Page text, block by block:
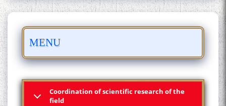
MENU
Coordination of scientific research of the
field
Қадамҷо - Лоҳутӣ